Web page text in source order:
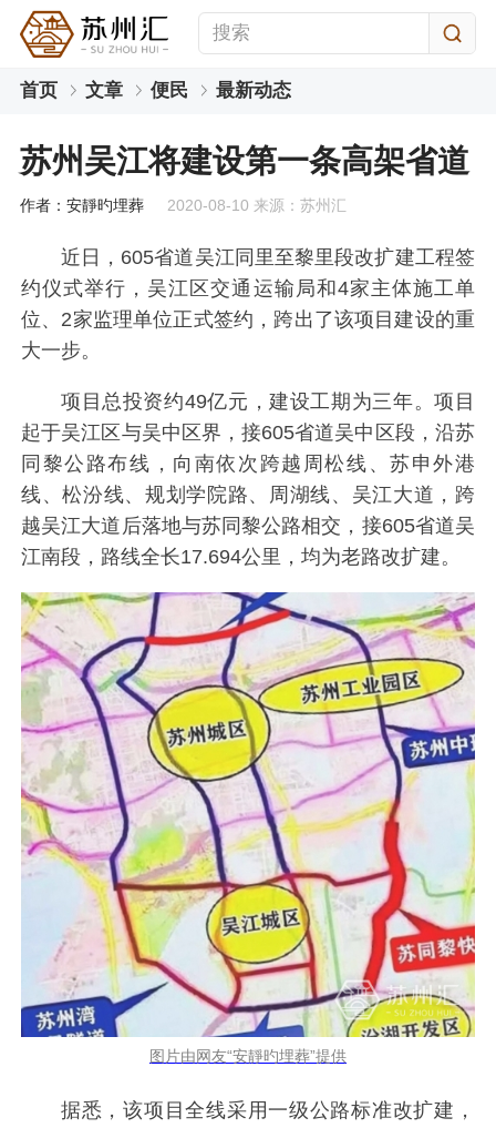
首页 文章 便民 最新动态
苏州吴江将建设第一条高架省道
作者：安靜旳埋葬 2020-08-10 来源：苏州汇
近日，605省道吴江同里至黎里段改扩建工程签
约仪式举行，吴江区交通运输局和4家主体施工单
位、2家监理单位正式签约，跨出了该项目建设的重
大一步。
项目总投资约49亿元，建设工期为三年。项目
起于吴江区与吴中区界，接605省道吴中区段，沿苏
同黎公路布线，向南依次跨越周松线、苏申外港
线、松汾线、规划学院路、周湖线、吴江大道，跨
越吴江大道后落地与苏同黎公路相交，接605省道吴
江南段，路线全长17.694公里，均为老路改扩建。
图片由网友“安靜旳埋葬”提供
据悉，该项目全线采用一级公路标准改扩建，